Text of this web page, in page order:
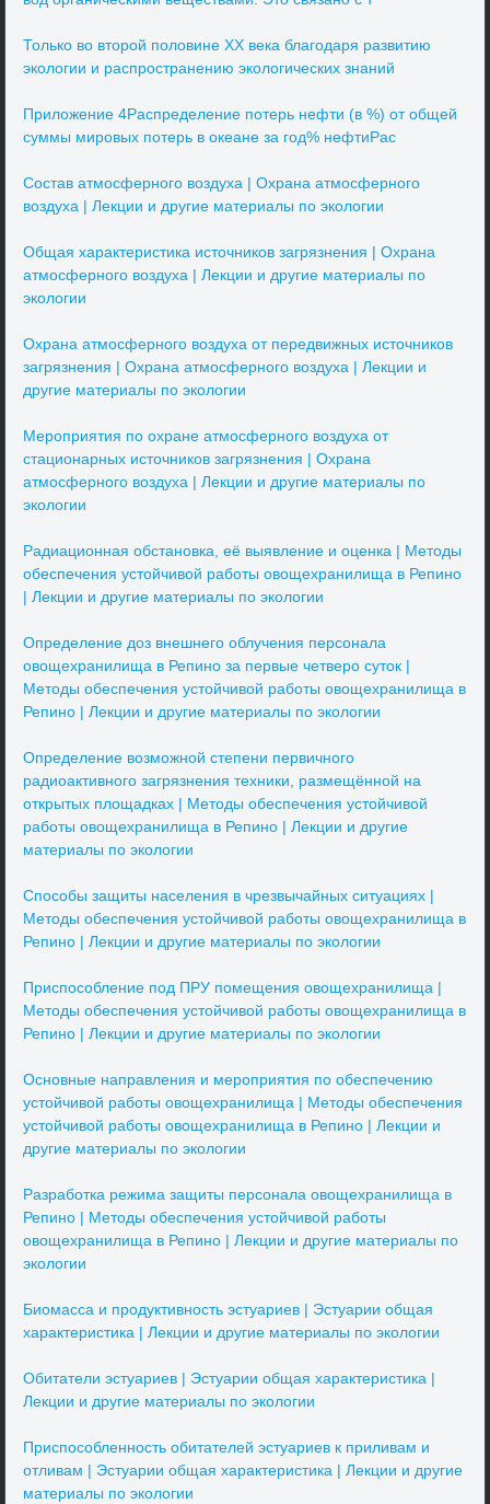
Только во второй половине XX века благодаря развитию
экологии и распространению экологических знаний
Приложение 4Распределение потерь нефти (в %) от общей
суммы мировых потерь в океане за год% нефтиРас
Состав атмосферного воздуха | Охрана атмосферного
воздуха | Лекции и другие материалы по экологии
Общая характеристика источников загрязнения | Охрана
атмосферного воздуха | Лекции и другие материалы по
экологии
Охрана атмосферного воздуха от передвижных источников
загрязнения | Охрана атмосферного воздуха | Лекции и
другие материалы по экологии
Мероприятия по охране атмосферного воздуха от
стационарных источников загрязнения | Охрана
атмосферного воздуха | Лекции и другие материалы по
экологии
Радиационная обстановка, её выявление и оценка | Методы
обеспечения устойчивой работы овощехранилища в Репино
| Лекции и другие материалы по экологии
Определение доз внешнего облучения персонала
овощехранилища в Репино за первые четверо суток |
Методы обеспечения устойчивой работы овощехранилища в
Репино | Лекции и другие материалы по экологии
Определение возможной степени первичного
радиоактивного загрязнения техники, размещённой на
открытых площадках | Методы обеспечения устойчивой
работы овощехранилища в Репино | Лекции и другие
материалы по экологии
Способы защиты населения в чрезвычайных ситуациях |
Методы обеспечения устойчивой работы овощехранилища в
Репино | Лекции и другие материалы по экологии
Приспособление под ПРУ помещения овощехранилища |
Методы обеспечения устойчивой работы овощехранилища в
Репино | Лекции и другие материалы по экологии
Основные направления и мероприятия по обеспечению
устойчивой работы овощехранилища | Методы обеспечения
устойчивой работы овощехранилища в Репино | Лекции и
другие материалы по экологии
Разработка режима защиты персонала овощехранилища в
Репино | Методы обеспечения устойчивой работы
овощехранилища в Репино | Лекции и другие материалы по
экологии
Биомасса и продуктивность эстуариев | Эстуарии общая
характеристика | Лекции и другие материалы по экологии
Обитатели эстуариев | Эстуарии общая характеристика |
Лекции и другие материалы по экологии
Приспособленность обитателей эстуариев к приливам и
отливам | Эстуарии общая характеристика | Лекции и другие
материалы по экологии